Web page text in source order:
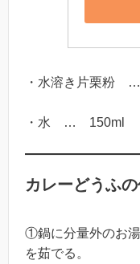
・水溶き片栗粉
・水 … 150ml
カレーどうふ
①鍋に分量外のお
を茹でる。